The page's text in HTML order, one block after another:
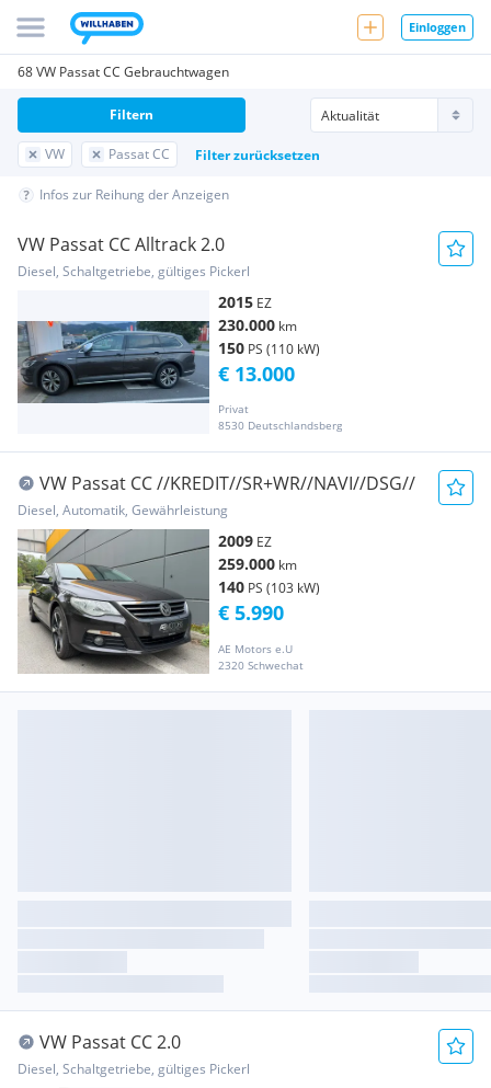
Einloggen
68 VW Passat CC Gebrauchtwagen
VW Passat CC Filter zurücksetzen
Filtern
Infos zur Reihung der Anzeigen
VW Passat CC Alltrack 2.0
Diesel, Schaltgetriebe, gültiges Pickerl
2015 EZ
230.000 km
150 PS (110 kW)
Privat
8530 Deutschlandsberg
€ 13.000
VW Passat CC //KREDIT//SR+WR//NAVI//DSG//
Diesel, Automatik, Gewährleistung
2009 EZ
259.000 km
140 PS (103 kW)
AE Motors e.U
2320 Schwechat
€ 5.990
VW Passat CC 2.0
Diesel, Schaltgetriebe, gültiges Pickerl